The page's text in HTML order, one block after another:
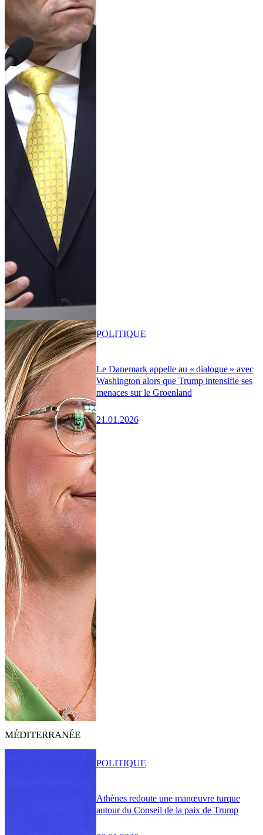
Le Danemark appelle au « dialogue » avec
Washington alors que Trump intensifie ses
menaces sur le Groenland
21.01.2026
POLITIQUE
MÉDITERRANÉE
Athènes redoute une manœuvre turque
autour du Conseil de la paix de Trump
POLITIQUE